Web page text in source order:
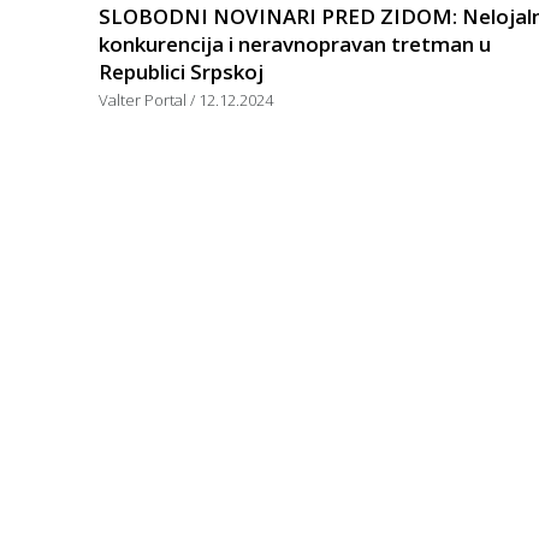
SLOBODNI NOVINARI PRED ZIDOM:
konkurencija i neravnopravan tretman u
Republici Srpskoj
Valter Portal 12.12.2024